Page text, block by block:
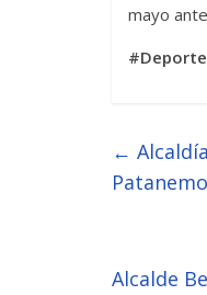
mayo
←
Patanemo
Alcalde